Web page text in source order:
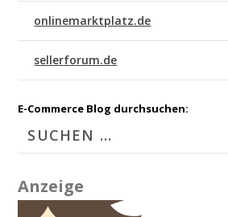
onlinemarktplatz.de
sellerforum.de
E-Commerce Blog durchsuchen:
Anzeige